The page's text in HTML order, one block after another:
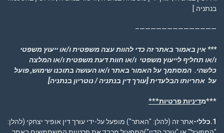
בנתניה ]
——————————————–
*** אין באמור באתר זה כדי להוות עצה משפטית ו/או ייעוץ משפטי
ו/או תחליף לייעוץ משפטי ו/או חוות דעת משפטית ו/או המלצה
כלשהי. המסתמך על האמור באתר ו/או העושה בתוכנו שימוש, פועל
על אחריותו הבלעדית[עורך דין בנתניה / נוטריון בנתניה]
***מדיניות פרטיות***
1.כללי-
אתר זה (להלן: "האתר") מופעל על-ידי עורך דין אופיר יצחקי (להלן: